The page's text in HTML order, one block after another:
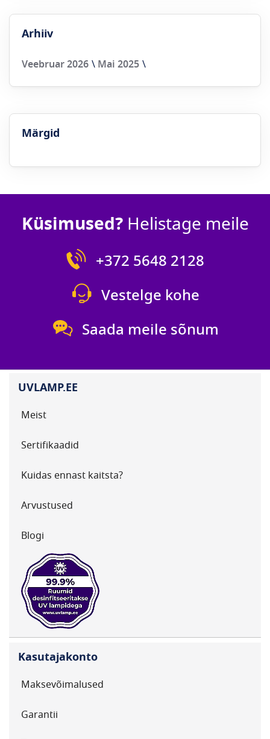
Arhiiv
Veebruar 2026 Mai 2025
Märgid
Küsimused?Helistage meile
+372 5648 2128
Vestelge kohe
Saada meile sõnum
UVLAMP.EE
Meist
Sertifikaadid
Kuidas ennast kaitsta?
Arvustused
Blogi
Kasutajakonto
Maksevõimalused
Garantii